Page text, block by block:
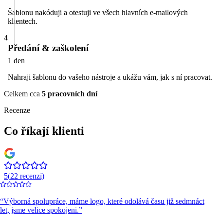
Šablonu nakóduji a otestuji ve všech hlavních e-mailových
klientech.
4
Předání & zaškolení
1 den
Nahraji šablonu do vašeho nástroje a ukážu vám, jak s ní pracovat.
Celkem cca 5 pracovních dní
Recenze
Co říkají klienti
5(22 recenzí)
Výborná spolupráce, máme logo, které odolává času již sedmnáct
jsme velice spokojeni.”